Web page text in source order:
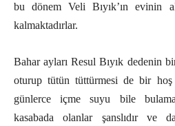
bu dönem Veli Bıyık’ın evinin
kalmaktadırlar.
Bahar ayları Resul Bıyık dedenin
oturup tütün tüttürmesi de bir hoş
günlerce içme suyu bile
kasabada olanlar şanslıdır ve